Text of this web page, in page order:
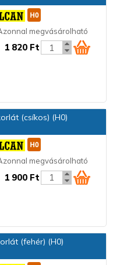
megvásárolható
1 820 Ft
(csíkos) (H0)
megvásárolható
1 900 Ft
(fehér) (H0)